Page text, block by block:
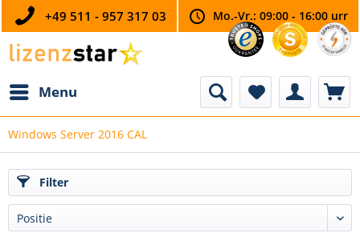
+49 511 - 957 317 03 Mo.-Vr.: 09:00 - 16:00 urr
Menu
Windows Server 2016 CAL
Filter